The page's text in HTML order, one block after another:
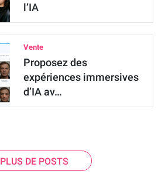
l’IA
Vente
Proposez des
expériences immersives
d’IA av…
PLUS DE POSTS